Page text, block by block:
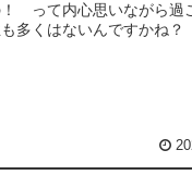
って内心思いながら過
多くはないんですかね？